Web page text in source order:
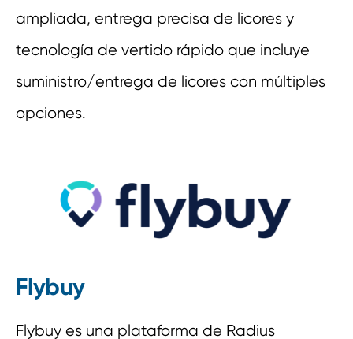
ampliada, entrega precisa de licores y
tecnología de vertido rápido que incluye
suministro/entrega de licores con múltiples
opciones.
Flybuy
Flybuy es una plataforma de Radius